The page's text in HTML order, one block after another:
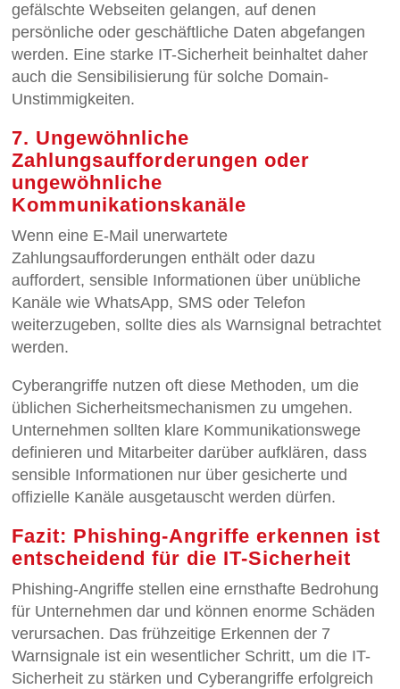
gefälschte Webseiten gelangen, auf denen
persönliche oder geschäftliche Daten abgefangen
werden. Eine starke IT-Sicherheit beinhaltet daher
auch die Sensibilisierung für solche Domain-
Unstimmigkeiten.
7. Ungewöhnliche
Zahlungsaufforderungen oder
ungewöhnliche
Kommunikationskanäle
Wenn eine E-Mail unerwartete
Zahlungsaufforderungen enthält oder dazu
auffordert, sensible Informationen über unübliche
Kanäle wie WhatsApp, SMS oder Telefon
weiterzugeben, sollte dies als Warnsignal betrachtet
werden.
Cyberangriffe nutzen oft diese Methoden, um die
üblichen Sicherheitsmechanismen zu umgehen.
Unternehmen sollten klare Kommunikationswege
definieren und Mitarbeiter darüber aufklären, dass
sensible Informationen nur über gesicherte und
offizielle Kanäle ausgetauscht werden dürfen.
Fazit: Phishing-Angriffe erkennen ist
entscheidend für die IT-Sicherheit
Phishing-Angriffe stellen eine ernsthafte Bedrohung
für Unternehmen dar und können enorme Schäden
verursachen. Das frühzeitige Erkennen der 7
Warnsignale ist ein wesentlicher Schritt, um die IT-
Sicherheit zu stärken und Cyberangriffe erfolgreich